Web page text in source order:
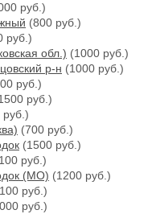
руб.)
(800 руб.)
руб.)
обл.) (1000 руб.)
р-н (1000 руб.)
руб.)
руб.)
руб.)
(700 руб.)
(1500 руб.)
руб.)
(МО) (1200 руб.)
руб.)
руб.)